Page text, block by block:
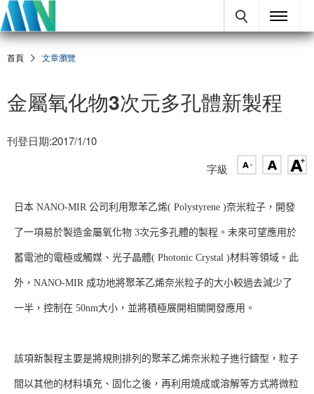
首頁 文章瀏覽
金屬氧化物3次元多孔體新製程
刊登日期:2017/1/10
字級
日本 NANO-MIR 公司利用聚苯乙烯( Polystyrene )奈米粒子，開發
了一項易於製造金屬氧化物 3次元多孔體的製程。未來可望應用於
蓄電池的電極或觸媒、光子晶體( Photonic Crystal )材料等領域。此
外，NANO-MIR 成功地將聚苯乙烯奈米粒子的大小較過去減少了
一半，控制在 50nm大小，並將積極展開相關開發應用。
該項新製程主要是將規則排列的聚苯乙烯奈米粒子進行鑄型，粒子
間以其他的材料填充、固化之後，再利用燒成或溶解等方式將微粒